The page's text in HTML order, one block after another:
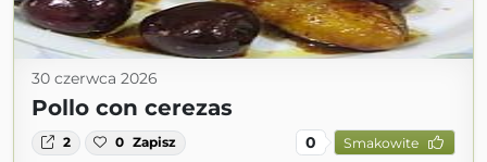
30 czerwca 2026
Pollo con cerezas
2 0 Zapisz 0 Smakowite